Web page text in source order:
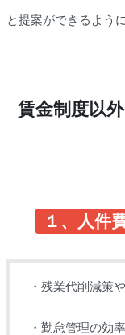
と提案ができるよう
賃金制度以
１、人件
・残業代削減策
・勤怠管理の効